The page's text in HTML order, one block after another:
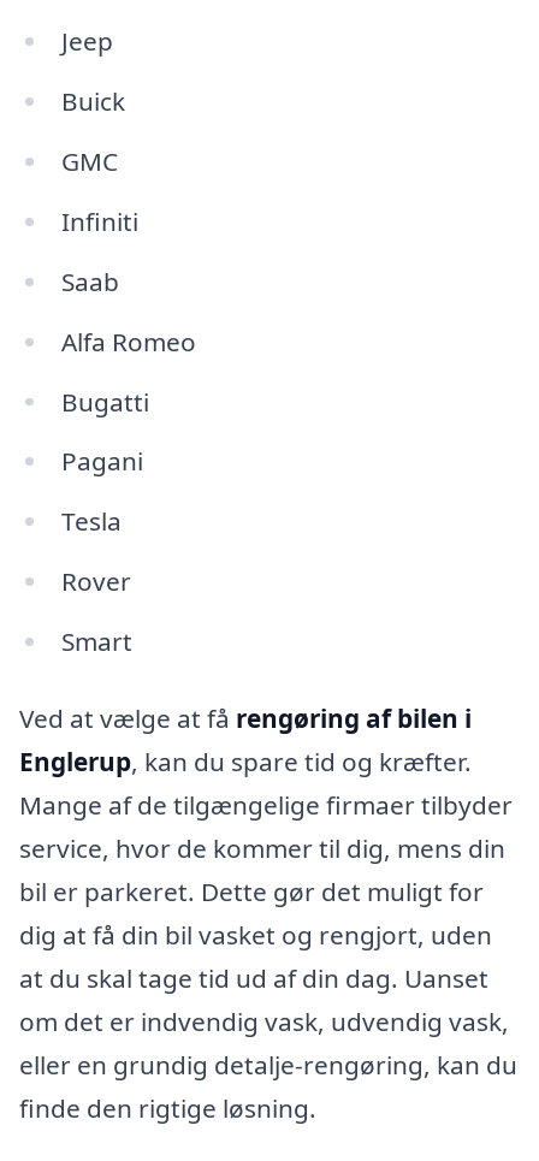
Jeep
Buick
GMC
Infiniti
Saab
Alfa Romeo
Bugatti
Pagani
Tesla
Rover
Smart
Ved at vælge at få rengøring af bilen i
Englerup, kan du spare tid og kræfter.
Mange af de tilgængelige firmaer tilbyder
service, hvor de kommer til dig, mens din
bil er parkeret. Dette gør det muligt for
dig at få din bil vasket og rengjort, uden
at du skal tage tid ud af din dag. Uanset
om det er indvendig vask, udvendig vask,
eller en grundig detalje-rengøring, kan du
finde den rigtige løsning.